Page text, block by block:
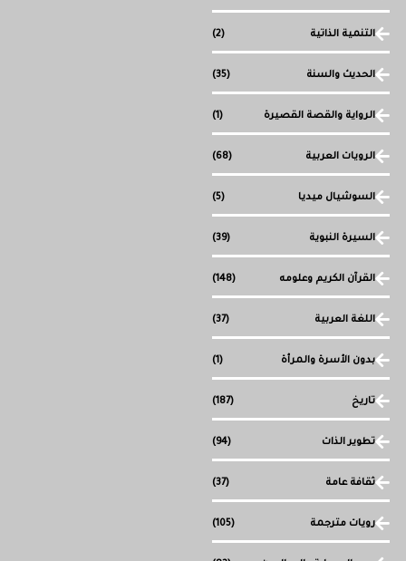
التنمية الذاتية (2)
الحديث والسنة (35)
الرواية والقصة القصيرة (1)
الرويات العربية (68)
السوشيال ميديا (5)
السيرة النبوية (39)
القرآن الكريم وعلومه (148)
اللغة العربية (37)
بدون الأسرة والمرأة (1)
تاريخ (187)
تطوير الذات (94)
ثقافة عامة (37)
رويات مترجمة (105)